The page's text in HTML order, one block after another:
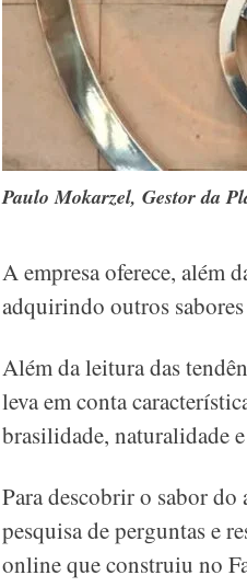
Paulo Mokarzel, Gestor da
A empresa oferece, além
adquirindo outros
Além da leitura das
leva em conta
brasilidade, naturalidade
Para descobrir o sabor
pesquisa de perguntas e
online que construiu no